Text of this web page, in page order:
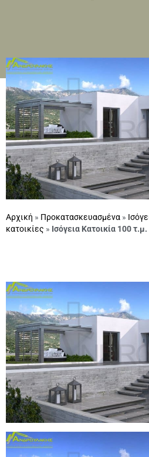
Αρχική » Προκατασκευασμένα »
κατοικίες » Ισόγεια Κατοικία 100 τ.μ.